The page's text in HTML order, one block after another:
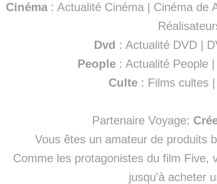
Cinéma: Actualité Cinéma | Cinéma de
Dvd : Actualité DVD |
People :Actualité People
Culte : Films cultes
Partenaire Voyage:
Vous êtes un amateur de produits
Comme les protagonistes du film Five,
jusqu'à acheter